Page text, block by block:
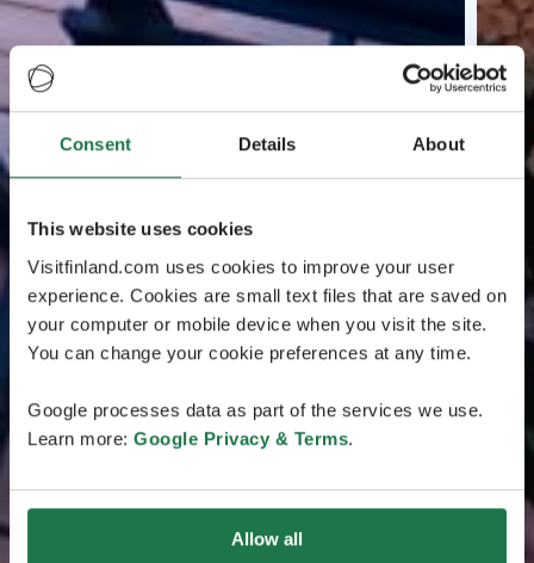
Consent Details About
This website uses cookies
Visitfinland.com uses cookies to improve your user
experience. Cookies are small text files that are saved on
your computer or mobile device when you visit the site.
You can change your cookie preferences at any time.
Google processes data as part of the services we use.
Learn more: Google Privacy & Terms.
Allow all